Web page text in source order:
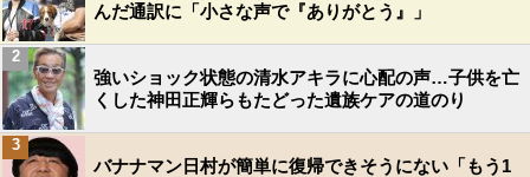
んだ通訳に「小さな声で『ありがとう』」
強いショック状態の清水アキラに心配の声…子供を亡
くした神田正輝らもたどった遺族ケアの道のり
2
バナナマン日村が簡単に復帰できそうにない「もう1
3